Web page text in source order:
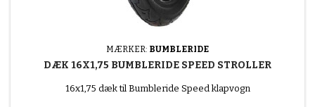
MÆRKER: BUMBLERIDE
DÆK 16X1,75 BUMBLERIDE SPEED STROLLER
16x1,75 dæk til Bumbleride Speed klapvogn